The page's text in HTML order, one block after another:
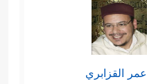
عمر القزابري